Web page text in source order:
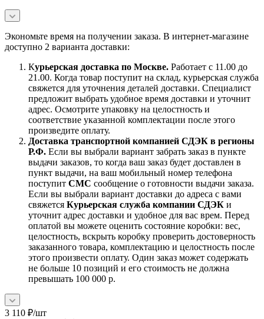
Экономьте время на получении заказа. В интернет-магазине
доступно 2 варианта доставки:
Курьерская доставка по Москве. Работает с 11.00 до
21.00. Когда товар поступит на склад, курьерская служба
свяжется для уточнения деталей доставки. Специалист
предложит выбрать удобное время доставки и уточнит
адрес. Осмотрите упаковку на целостность и
соответствие указанной комплектации после этого
произведите оплату.
Доставка транспортной компанией СДЭК в регионы
Р.Ф. Если вы выбрали вариант забрать заказ в пункте
выдачи заказов, то когда ваш заказ будет доставлен в
пункт выдачи, на ваш мобильный номер телефона
поступит СМС сообщение о готовности выдачи заказа.
Если вы выбрали вариант доставки до адреса с вами
свяжется Курьерская служба компании СДЭК и
уточнит адрес доставки и удобное для вас врем. Перед
оплатой вы можете оценить состояние коробки: вес,
целостность, вскрыть коробку проверить достоверность
заказанного товара, комплектацию и целостность после
этого произвести оплату. Один заказ может содержать
не больше 10 позиций и его стоимость не должна
превышать 100 000 р.
3 110 ₽/шт